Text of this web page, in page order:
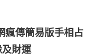
瘋傳簡易版手相占
財運